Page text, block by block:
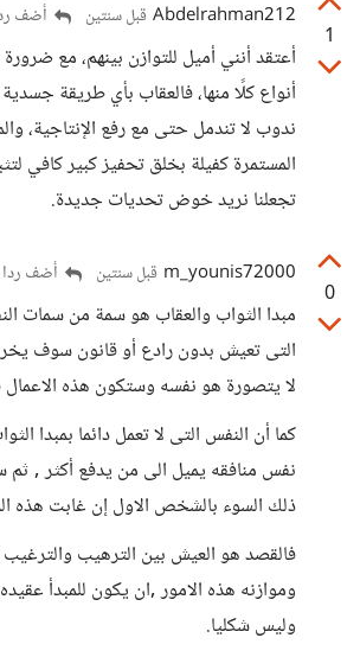
1
Abdelrahman212 قبل سنتين أضف
أعتقد أنني أميل للتوازن بينهم، مع
أنواع كلًا منها، فالعقاب بأي طريقة
ندوب لا تندمل حتى مع رفع الإنتاجية،
المستمرة كفيلة بخلق تحفيز كبير كافي
تجعلنا نريد خوض تحديات جديدة.
0
m_younis72000 قبل سنتين أضف ردا
مبدا الثواب والعقاب هو سمة من سمات
التى تعيش بدون رادع أو قانون سوف
لا يتصورة هو نفسه وستكون هذه
كما أن النفس التى لا تعمل دائما بمبدا
نفس منافقه يميل الى من يدفع أكثر , ثم
ذلك السوء بالشخص الاول إن غابت هذه
فالقصد هو العيش بين الترهيب والترغيب
وموازنه هذه الامور ,ان يكون للمبدأ
وليس شكليا.